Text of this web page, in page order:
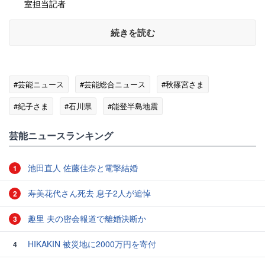
室担当記者
続きを読む
#芸能ニュース #芸能総合ニュース
#秋篠宮さま
#紀子さま
#石川県 #能登半島地震
芸能ニュースランキング
1 池田直人 佐藤佳奈と電撃結婚
2 寿美花代さん死去 息子2人が追悼
3 趣里 夫の密会報道で離婚決断か
4 HIKAKIN 被災地に2000万円を寄付